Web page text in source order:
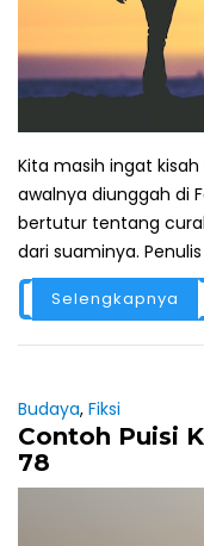
Kita masih ingat kisah
awalnya diunggah di
bertutur tentang
dari suaminya. Penulis
Selengkapnya
Budaya, Fiksi
Contoh Puisi
78